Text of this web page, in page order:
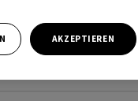
AKZEPTIEREN